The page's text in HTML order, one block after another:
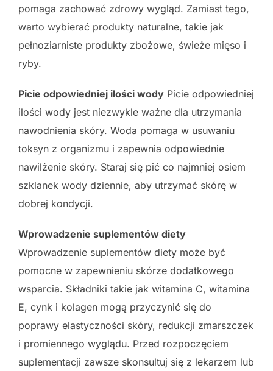
pomaga zachować zdrowy wygląd. Zamiast tego,
warto wybierać produkty naturalne, takie jak
pełnoziarniste produkty zbożowe, świeże mięso i
ryby.
Picie odpowiedniej ilości wody Picie odpowiedniej
ilości wody jest niezwykle ważne dla utrzymania
nawodnienia skóry. Woda pomaga w usuwaniu
toksyn z organizmu i zapewnia odpowiednie
nawilżenie skóry. Staraj się pić co najmniej osiem
szklanek wody dziennie, aby utrzymać skórę w
dobrej kondycji.
Wprowadzenie suplementów diety
Wprowadzenie suplementów diety może być
pomocne w zapewnieniu skórze dodatkowego
wsparcia. Składniki takie jak witamina C, witamina
E, cynk i kolagen mogą przyczynić się do
poprawy elastyczności skóry, redukcji zmarszczek
i promiennego wyglądu. Przed rozpoczęciem
suplementacji zawsze skonsultuj się z lekarzem lub